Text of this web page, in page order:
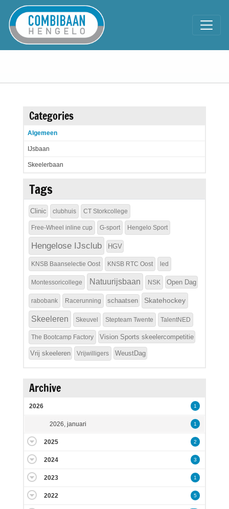
Categories
Algemeen
IJsbaan
Skeelerbaan
Tags
Clinic clubhuis CT Storkcollege
Free-Wheel inline cup G-sport Hengelo Sport
Hengelose IJsclub HGV
KNSB Baanselectie Oost KNSB RTC Oost led
Montessoricollege Natuurijsbaan NSK Open Dag
rabobank Racerunning schaatsen Skatehockey
Skeeleren Skeuvel Stepteam Twente TalentNED
The Bootcamp Factory Vision Sports skeelercompetitie
Vrij skeeleren Vrijwilligers WeustDag
Archive
2026 1
2026, januari 1
2025 2
2024 3
2023 1
2022 5